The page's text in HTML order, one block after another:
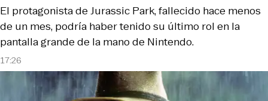
17:26
El protagonista de Jurassic Park, fallecido hace menos
de un mes, podría haber tenido su último rol en la
pantalla grande de la mano de Nintendo.